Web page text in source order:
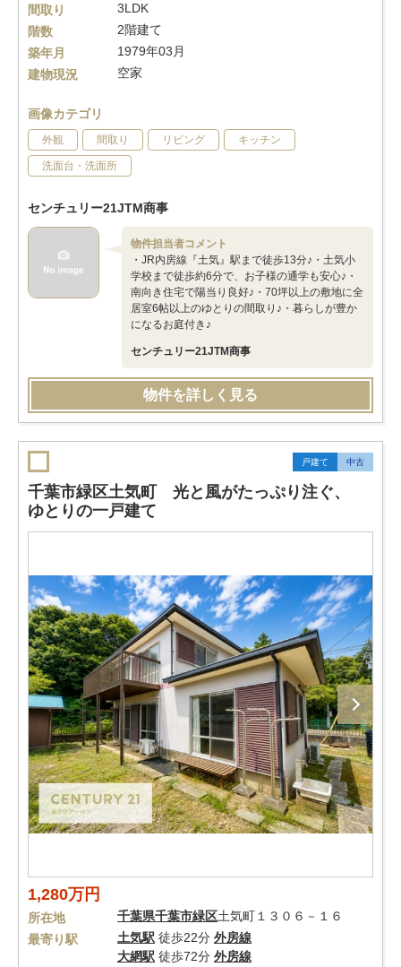
間取り
3LDK
階数
2階建て
築年月
1979年03月
建物現況
空家
画像カテゴリ
外観 間取り リビング キッチン
洗面台・洗面所
センチュリー21JTM商事
物件担当者コメント
・JR内房線『土気』駅まで徒歩13分♪・土気小
学校まで徒歩約6分で、お子様の通学も安心♪・
南向き住宅で陽当り良好♪・70坪以上の敷地に全
居室6帖以上のゆとりの間取り♪・暮らしが豊か
になるお庭付き♪
センチュリー21JTM商事
物件を詳しく見る
戸建て 中古
千葉市緑区土気町 光と風がたっぷり注ぐ、
ゆとりの一戸建て
1,280万円
所在地 千葉県千葉市緑区土気町１３０６－１６
最寄り駅
土気駅 徒歩22分 外房線
大網駅 徒歩72分 外房線